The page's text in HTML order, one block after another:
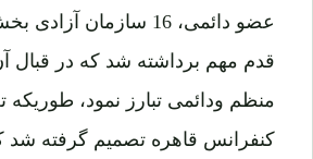
قدم مهم برداشته شد که در
منظم ودائمی تبارز نمود،
کنفرانس قاهره تصمیم گرفته